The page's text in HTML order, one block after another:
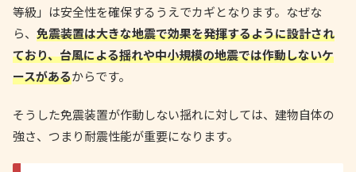
等級」は安全性を確保するうえでカギとなります。なぜな
ら、 免震装置は大きな地震で効果を発揮するように設計され
ており、台風による揺れや中小規模の地震では作動しないケ
ースがあるからです。
そうした免震装置が作動しない揺れに対しては、建物自体の
強さ、つまり耐震性能が重要になります。